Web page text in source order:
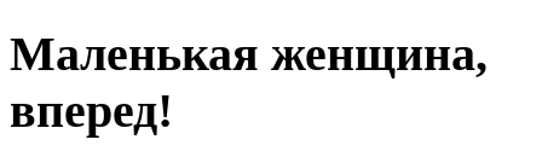
Маленькая женщина,
вперед!